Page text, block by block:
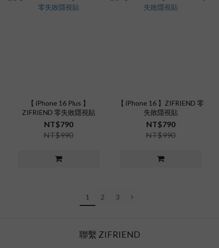
【 iPhone 16 Plus 】
ZIFRIEND 零失敗隱視貼
NT$790
NT$990
【 iPhone 16 】ZIFRIEND 零
失敗隱視貼
NT$790
NT$990
1 2 3
聯繫 ZIFRIEND